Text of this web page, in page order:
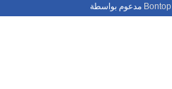
مدعوم بواسطة Bontop